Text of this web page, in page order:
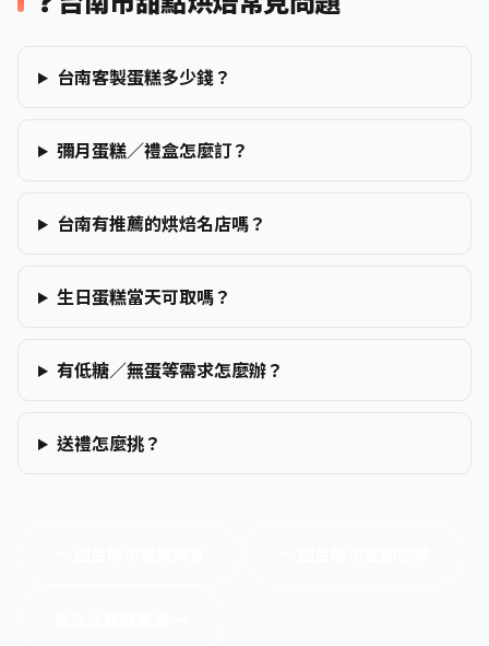
台南客製蛋糕多少錢？
彌月蛋糕／禮盒怎麼訂？
台南有推薦的烘焙名店嗎？
生日蛋糕當天可取嗎？
有低糖／無蛋等需求怎麼辦？
送禮怎麼挑？